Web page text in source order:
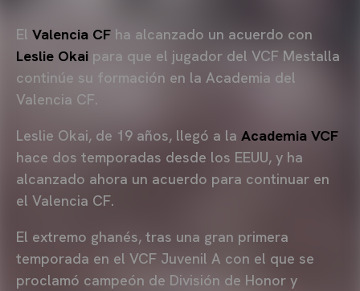
El Valencia CF ha alcanzado un acuerdo con
Leslie Okai para que el jugador del VCF Mestalla
continúe su formación en la Academia del
Valencia CF.
Leslie Okai, de 19 años, llegó a la Academia VCF
hace dos temporadas desde los EEUU, y ha
alcanzado ahora un acuerdo para continuar en
el Valencia CF.
El extremo ghanés, tras una gran primera
temporada en el VCF Juvenil A con el que se
proclamó campeón de División de Honor y